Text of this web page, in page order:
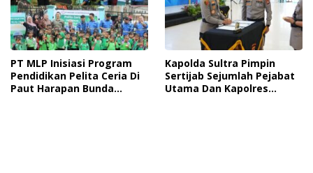
PT MLP Inisiasi Program
Pendidikan Pelita Ceria Di
Paut Harapan Bunda
Kapolda Sultra Pimpin
Sertijab Sejumlah Pejabat
Utama Dan Kapolres